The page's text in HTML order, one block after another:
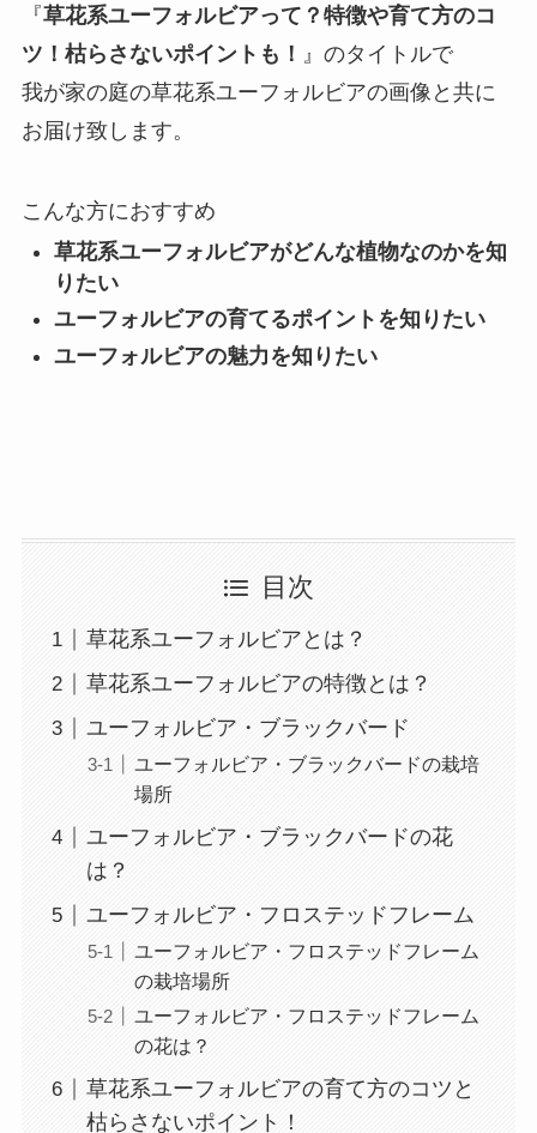
『草花系ユーフォルビアって？特徴や育て方のコ
ツ！枯らさないポイントも！ 』のタイトルで
我が家の庭の草花系ユーフォルビアの画像と共に
お届け致します。
こんな方におすすめ
草花系ユーフォルビアがどんな植物なのかを知
りたい
ユーフォルビアの育てるポイントを知りたい
ユーフォルビアの魅力を知りたい
目次
草花系ユーフォルビアとは？
草花系ユーフォルビアの特徴とは？
ユーフォルビア・ブラックバード
ユーフォルビア・ブラックバードの栽培
場所
ユーフォルビア・ブラックバードの花
は？
ユーフォルビア・フロステッドフレーム
ユーフォルビア・フロステッドフレーム
の栽培場所
ユーフォルビア・フロステッドフレーム
の花は？
草花系ユーフォルビアの育て方のコツと
枯らさないポイント！